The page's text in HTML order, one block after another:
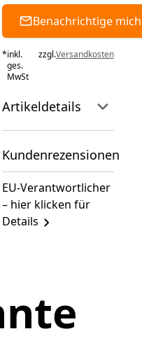
Benachrichtige mich
*inkl.
ges.
MwSt
zzgl.Versandkosten
Artikeldetails
Kundenrezensionen
EU-Verantwortlicher
– hier klicken für
Details